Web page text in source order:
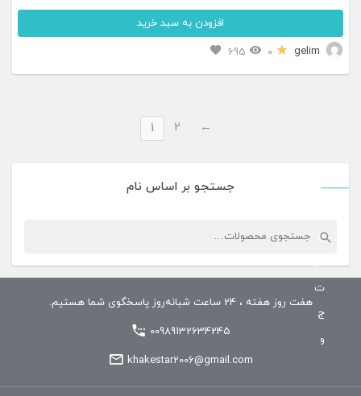
جستجو بر اساس نام
جستجو
ج
س
ت
ج
و
افزودن به سبد خرید
gelim
0
695
1 2 ←
هفت روز هفته ، 24 ساعت شبانه‌روز پاسخگوی شما هستیم.
00989132634245
khakestar2006@gmail.com